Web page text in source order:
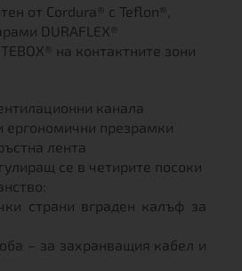
от Cordura® с Teflon®,
DURAFLEX®
на контактните зони
канала
ергономични презрамки
лента
се в четирите посоки
страни вграден калъф за
– за захранващия кабел и